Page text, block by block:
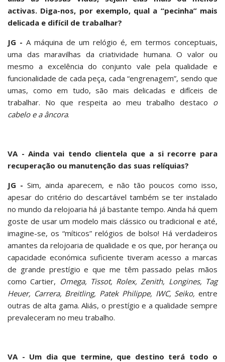
activas. Diga-nos, por exemplo, qual a “pecinha” mais
delicada e difícil de trabalhar?
JG - A máquina de um relógio é, em termos conceptuais,
uma das maravilhas da criatividade humana. O valor ou
mesmo a excelência do conjunto vale pela qualidade e
funcionalidade de cada peça, cada “engrenagem”, sendo que
umas, como em tudo, são mais delicadas e difíceis de
trabalhar. No que respeita ao meu trabalho destaco o
cabelo e a âncora.
VA - Ainda vai tendo clientela que a si recorre para
recuperação ou manutenção das suas relíquias?
JG -Sim, ainda aparecem, e não tão poucos como isso,
apesar do critério do descartável também se ter instalado
no mundo da relojoaria há já bastante tempo. Ainda há quem
goste de usar um modelo mais clássico ou tradicional e até,
imagine-se, os “míticos” relógios de bolso! Há verdadeiros
amantes da relojoaria de qualidade e os que, por herança ou
capacidade económica suficiente tiveram acesso a marcas
de grande prestígio e que me têm passado pelas mãos
como Cartier, Omega, Tissot, Rolex, Zenith, Longines, Tag
Heuer, Carrera, Breitling, Patek Philippe, IWC, Seiko, entre
outras de alta gama. Aliás, o prestígio e a qualidade sempre
prevaleceram no meu trabalho.
VA - Um dia que termine, que destino terá todo o